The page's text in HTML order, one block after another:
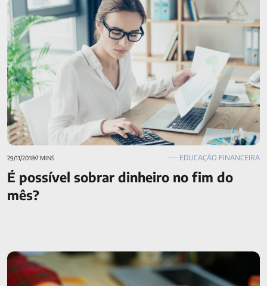
29/11/20187 MINS EDUCAÇÃO FINANCEIRA
É possível sobrar dinheiro no fim do
mês?
Vale a pena investir em renda fixa em 2020?